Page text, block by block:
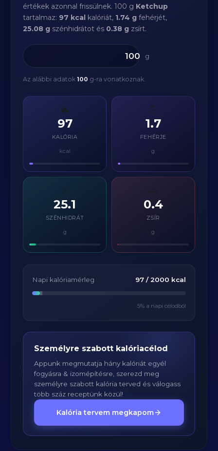
értékek azonnal frissülnek. 100 g Ketchup
tartalmaz: 97 kcal kalóriát, 1.74 g fehérjét,
25.08 g szénhidrátot és 0.38 g zsírt.
g
Az alábbi adatok100 g-ra vonatkoznak.
🔥
97
KALÓRIA
kcal
💪
1.7
FEHÉRJE
g
⚡
25.1
SZÉNHIDRÁT
g
0.4
ZSÍR
g
Napi kalóriamérleg 97/ 2000 kcal
5% a napi célodból
Személyre szabott kalóriacélod
Appunk megmutatja hány kalóriát egyél
fogyásra & izomépítésre, szerezd meg
személyre szabott kalória terved és válogass
több száz receptünk közül!
Kalória tervem megkapom